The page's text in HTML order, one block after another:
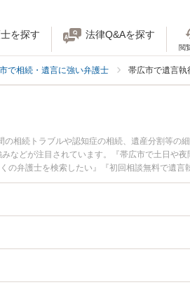
を探す 法律Q&Aを探す
閲
で相続・遺言に強い弁護士 帯広市で遺言
相続トラブルや認知症の相続、遺産分割等の
などが注目されています。『帯広市で土日や
弁護士を検索したい』『初回相談無料で遺言